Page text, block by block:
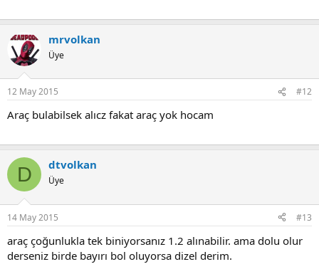
mrvolkan
Üye
12 May 2015 #12
Araç bulabilsek alıcz fakat araç yok hocam
D dtvolkan
Üye
14 May 2015 #13
araç çoğunlukla tek biniyorsanız 1.2 alınabilir. ama dolu olur
derseniz birde bayırı bol oluyorsa dizel derim.